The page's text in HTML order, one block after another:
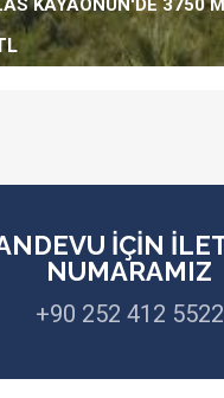
KAYAÖNÜN'DE 3750
İÇİN
NUMARAMIZ
+90 252 412 5522